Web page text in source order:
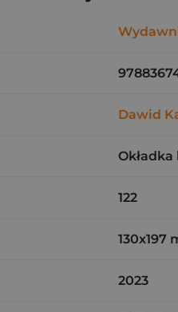
Dawid
122
130x197
2023